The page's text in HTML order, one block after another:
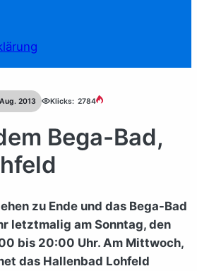
2013 Klicks: 2784
Bega-Bad,
zu Ende und das Bega-Bad
letztmalig am Sonntag, den
bis 20:00 Uhr. Am Mittwoch,
das Hallenbad Lohfeld